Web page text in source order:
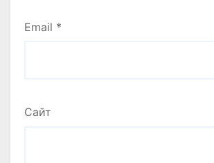
Email *
Сайт